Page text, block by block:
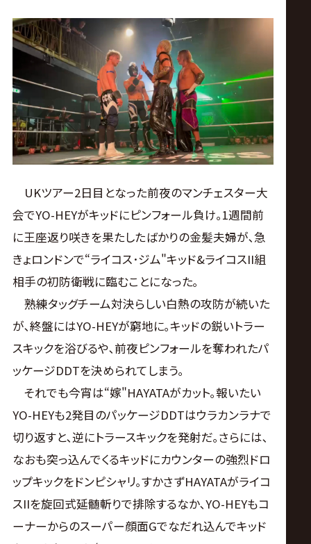
UKツアー2日目となった前夜のマンチェスター大
会でYO-HEYがキッドにピンフォール負け｡1週間前
に王座返り咲きを果たしたばかりの金髪夫婦が､急
きょロンドンで“ライコス･ジム"キッド&ライコスII組
相手の初防衛戦に臨むことになった｡
熟練タッグチーム対決らしい白熱の攻防が続いた
が､終盤にはYO-HEYが窮地に｡キッドの鋭いトラー
スキックを浴びるや､前夜ピンフォールを奪われたパ
ッケージDDTを決められてしまう｡
それでも今宵は“嫁"HAYATAがカット｡報いたい
YO-HEYも2発目のパッケージDDTはウラカンラナで
切り返すと､逆にトラースキックを発射だ｡さらには､
なおも突っ込んでくるキッドにカウンターの強烈ドロ
ップキックをドンピシャリ｡すかさずHAYATAがライコ
スIIを旋回式延髄斬りで排除するなか､YO-HEYもコ
ーナーからのスーパー顔面Gでなだれ込んでキッド